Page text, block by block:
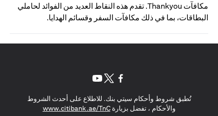
مكافآت Thankyou. تقدم هذه النقاط العديد من الفوائد لحاملي
البطاقات، بما في ذلك مكافآت السفر وقسائم الهدايا.
تُطبق شروط وأحكام سيتي بنك. للاطلاع على أحدث الشروط
والأحكام ، تفضل بزيارةwww.citibank.ae/TnC
in a new tab